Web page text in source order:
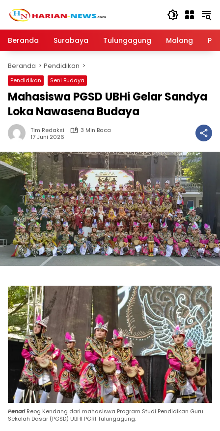
Beranda
Surabaya Tulungagung Malang
Beranda Pendidikan
Pendidikan Seni Budaya
Mahasiswa PGSD UBHi Gelar Sandya
Loka Nawasena Budaya
Tim Redaksi
3 Min Baca
17 Juni 2026
PenariReog Kendang dari mahasiswa Program Studi Pendidikan Guru
Sekolah Dasar (PGSD) UBHI PGRI Tulungagung.